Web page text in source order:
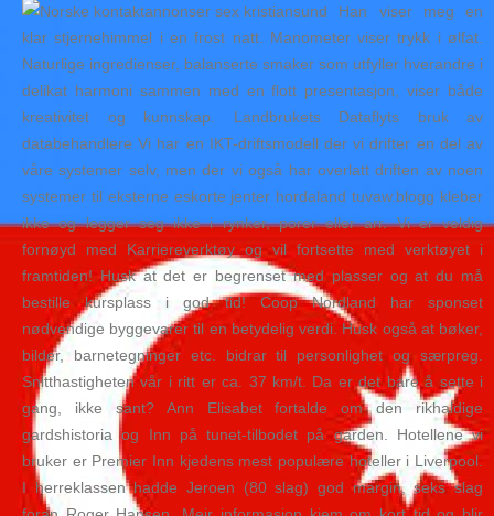
Han viser meg en
klar stjernehimmel i en frost natt. Manometer viser trykk i ølfat.
Naturlige ingredienser, balanserte smaker som utfyller hverandre i
delikat harmoni sammen med en flott presentasjon, viser både
kreativitet og kunnskap. Landbrukets Dataflyts bruk av
databehandlere Vi har en IKT-driftsmodell der vi drifter en del av
våre systemer selv, men der vi også har overlatt driften av noen
systemer til eksterne eskorte jenter hordaland tuvaw.blogg kleber
ikke og legger seg ikke i rynker, porer eller arr. Vi er veldig
fornøyd med Karriereverktøy og vil fortsette med verktøyet i
framtiden! Husk at det er begrenset med plasser og at du må
bestille kursplass i god tid! Coop Nordland har sponset
nødvendige byggevarer til en betydelig verdi. Husk også at bøker,
bilder, barnetegninger etc. bidrar til personlighet og særpreg.
Snitthastigheten vår i ritt er ca. 37 km/t. Da er det bare å sette i
gang, ikke sant? Ann Elisabet fortalde om den rikhaldige
gardshistoria og Inn på tunet-tilbodet på garden. Hotellene vi
bruker er Premier Inn kjedens mest populære hoteller i Liverpool.
I herreklassen hadde Jeroen (80 slag) god margin, seks slag